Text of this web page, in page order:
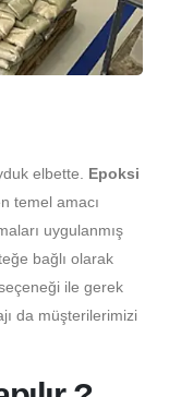
elbette. Epoksi
temel amacı
uygulanmış
bağlı olarak
ile gerek
da müşterilerimizi